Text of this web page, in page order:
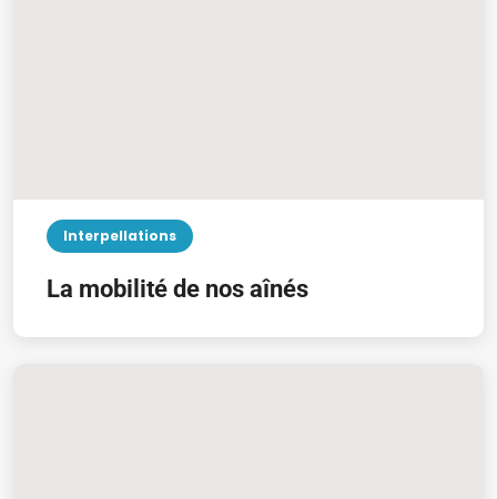
Interpellations
La mobilité de nos aînés